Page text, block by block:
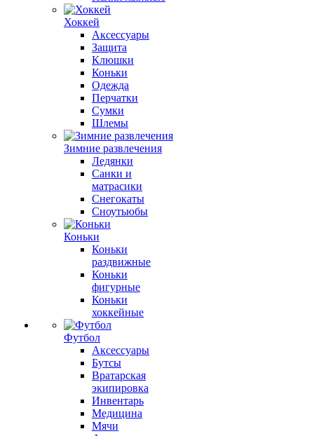
Хоккей
Аксессуары
Защита
Клюшки
Коньки
Одежда
Перчатки
Сумки
Шлемы
Зимние развлечения
Ледянки
Санки и
матрасики
Снегокаты
Сноутьюбы
Коньки
Коньки
раздвижные
Коньки
фигурные
Коньки
хоккейные
Футбол
Аксессуары
Бутсы
Вратарская
экипировка
Инвентарь
Медицина
Мячи